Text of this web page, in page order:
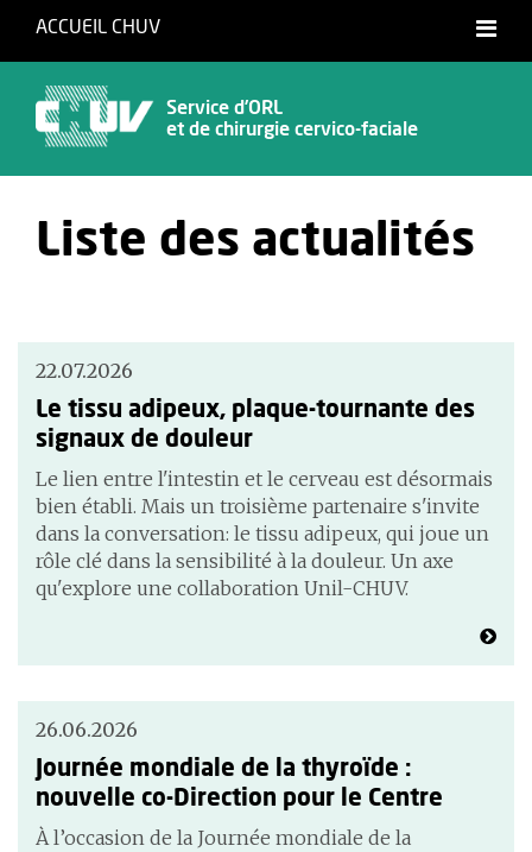
ACCUEIL CHUV
Service d’ORL
et de chirurgie cervico-faciale
Liste des actualités
22.07.2026
Le tissu adipeux, plaque-tournante des
signaux de douleur
Le lien entre l'intestin et le cerveau est désormais
bien établi. Mais un troisième partenaire s'invite
dans la conversation: le tissu adipeux, qui joue un
rôle clé dans la sensibilité à la douleur. Un axe
qu'explore une collaboration Unil-CHUV.
26.06.2026
Journée mondiale de la thyroïde :
nouvelle co-Direction pour le Centre
À l’occasion de la Journée mondiale de la